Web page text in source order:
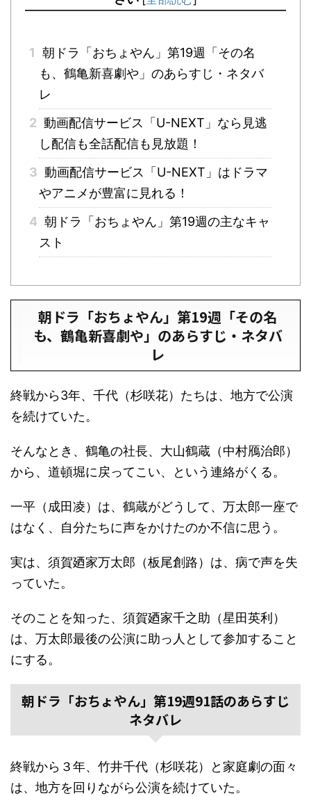
1 朝ドラ「おちょやん」第19週「その名
も、鶴亀新喜劇や」のあらすじ・ネタバ
レ
2 動画配信サービス「U-NEXT」なら見逃
し配信も全話配信も見放題！
3 動画配信サービス「U-NEXT」はドラマ
やアニメが豊富に見れる！
4 朝ドラ「おちょやん」第19週の主なキャ
スト
朝ドラ「おちょやん」第19週「その名
も、鶴亀新喜劇や」のあらすじ・ネタバ
レ
終戦から3年、千代（杉咲花）たちは、地方で公演
を続けていた。
そんなとき、鶴亀の社長、大山鶴蔵（中村鴈治郎）
から、道頓堀に戻ってこい、という連絡がくる。
一平（成田凌）は、鶴蔵がどうして、万太郎一座で
はなく、自分たちに声をかけたのか不信に思う。
実は、須賀廼家万太郎（板尾創路）は、病で声を失
っていた。
そのことを知った、須賀廼家千之助（星田英利）
は、万太郎最後の公演に助っ人として参加すること
にする。
朝ドラ「おちょやん」第19週91話のあらすじ
ネタバレ
終戦から３年、竹井千代（杉咲花）と家庭劇の面々
は、地方を回りながら公演を続けていた。